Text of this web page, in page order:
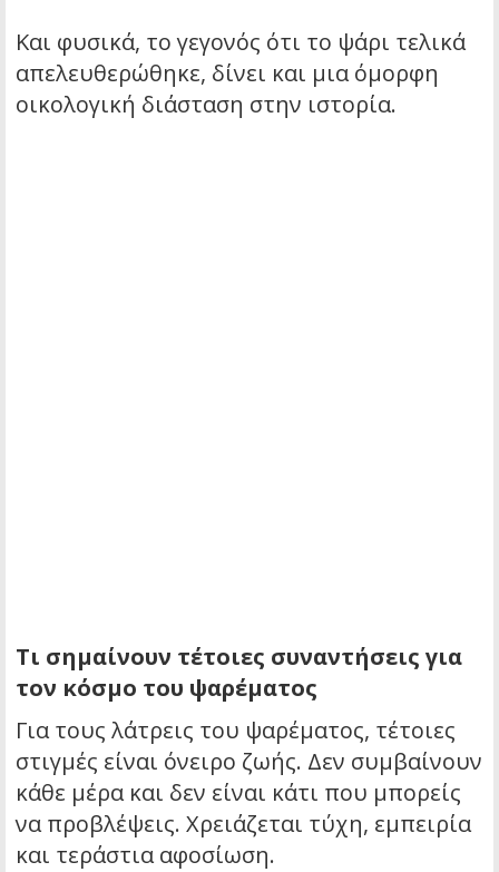
Και φυσικά, το γεγονός ότι το ψάρι τελικά
απελευθερώθηκε, δίνει και μια όμορφη
οικολογική διάσταση στην ιστορία.
Τι σημαίνουν τέτοιες συναντήσεις για
τον κόσμο του ψαρέματος
Για τους λάτρεις του ψαρέματος, τέτοιες
στιγμές είναι όνειρο ζωής. Δεν συμβαίνουν
κάθε μέρα και δεν είναι κάτι που μπορείς
να προβλέψεις. Χρειάζεται τύχη, εμπειρία
και τεράστια αφοσίωση.